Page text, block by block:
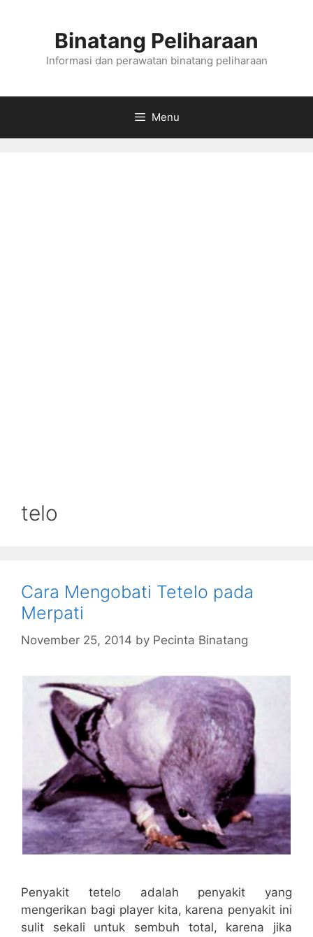
Binatang Peliharaan
Informasi dan perawatan binatang peliharaan
Menu
telo
Cara Mengobati Tetelo pada
Merpati
November 25, 2014 by Pecinta Binatang
Penyakit tetelo adalah penyakit yang
mengerikan bagi player kita, karena penyakit ini
sulit sekali untuk sembuh total, karena jika